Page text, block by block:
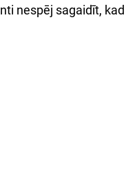
nespēj sagaidīt,